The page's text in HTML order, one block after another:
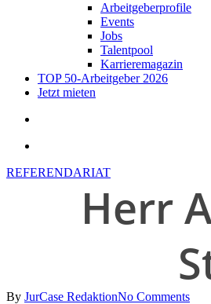
Arbeitgeberprofile
Events
Jobs
Talentpool
Karrieremagazin
TOP 50-Arbeitgeber 2026
Jetzt mieten
REFERENDARIAT
Herr
By JurCase RedaktionNo Comments